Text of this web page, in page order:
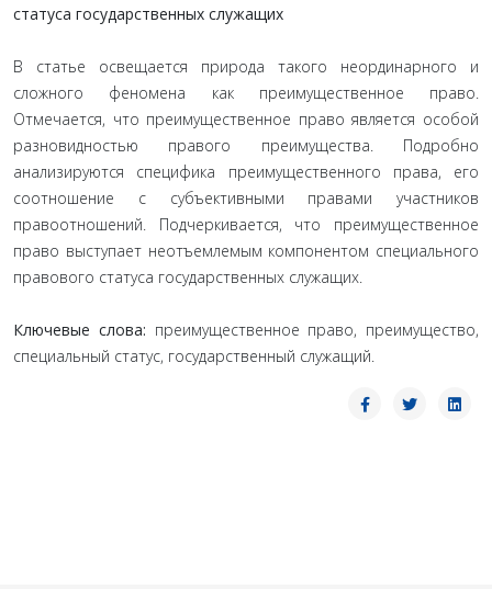
статуса государственных служащих
В статье освещается природа такого неординарного и
сложного феномена как преимущественное право.
Отмечается, что преимущественное право является особой
разновидностью правого преимущества. Подробно
анализируются специфика преимущественного права, его
соотношение с субъективными правами участников
правоотношений. Подчеркивается, что преимущественное
право выступает неотъемлемым компонентом специального
правового статуса государственных служащих.
Ключевые слова: преимущественное право, преимущество,
специальный статус, государственный служащий.